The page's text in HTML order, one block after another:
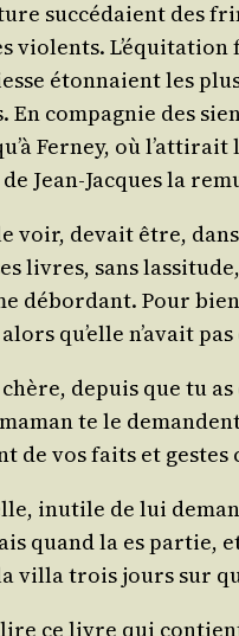
suc­cé­daient des
vio­lents.
éton­naient les
En com­pa­gnie des
Fer­ney, où
Jean-Jacques la
voir, devait être,
livres, sans
débor­dant. Pour
qu’elle n’avait
depuis que tu
te le
de vos faits et gestes
inutile de lui
quand la es par­tie,
vil­la trois jours sur
ce livre qui